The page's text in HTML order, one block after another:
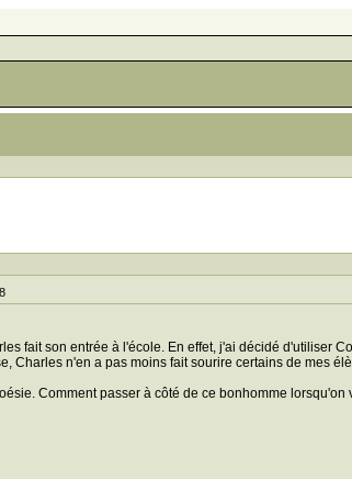
fait son entrée à l'école. En effet, j'ai décidé d'utiliser
Charles n'en a pas moins fait sourire certains de mes
Comment passer à côté de ce bonhomme